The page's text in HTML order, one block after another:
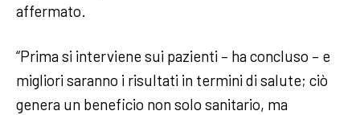
affermato.
“Prima si interviene sui pazienti – ha concluso – e
migliori saranno i risultati in termini di salute; ciò
genera un beneficio non solo sanitario, ma